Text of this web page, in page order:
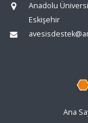
Anadolu
Eskişehir
Ana